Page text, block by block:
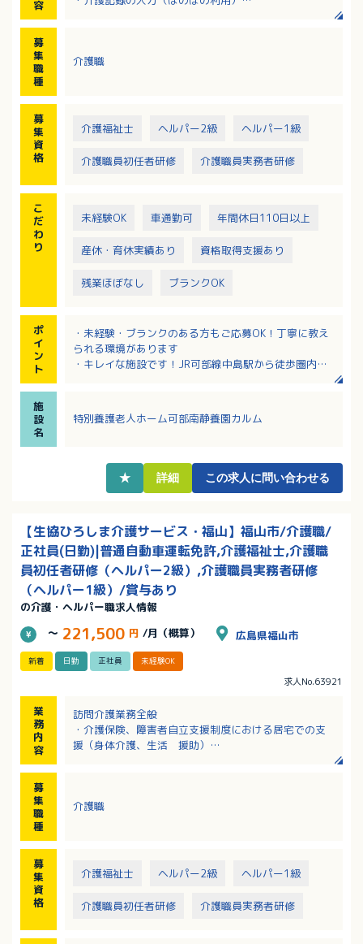
容
※夜勤は月3～5回程度
募
集
職
種
介護職
募
集
資
格
介護福祉士 ヘルパー2級 ヘルパー1級
介護職員初任者研修 介護職員実務者研修
こ
だ
わ
り
未経験OK 車通勤可 年間休日110日以上
産休・育休実績あり 資格取得支援あり
残業ほぼなし ブランクOK
ポ
イ
ン
ト
・未経験・ブランクのある方もご応募OK！丁寧に教え
られる環境があります
・キレイな施設です！JR可部線中島駅から徒歩圏内！
目標が立てやすくチャレンジを歓迎してくださる社風
です！
おススメです！
施
設
名
特別養護老人ホーム可部南静養園カルム
★ 詳細 この求人に問い合わせる
【生協ひろしま介護サービス・福山】福山市/介護職/
正社員(日勤)|普通自動車運転免許,介護福祉士,介護職
員初任者研修（ヘルパー2級）,介護職員実務者研修
（ヘルパー1級）/賞与あり
の介護・ヘルパー職求人情報
～ 221,500 円 /月（概算） 広島県福山市
新着 日勤 正社員 未経験OK
求人No.63921
業
務
内
容
訪問介護業務全般
・介護保険、障害者自立支援制度における居宅での支
援（身体介護、生活 援助）
・その他事務業務
募
集
職
種
介護職
募
集
資
格
介護福祉士 ヘルパー2級 ヘルパー1級
介護職員初任者研修 介護職員実務者研修